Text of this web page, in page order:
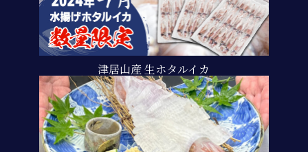
津居山産 生ホタルイカ